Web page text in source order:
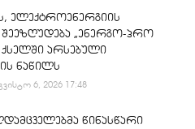
ელექტროენერგიის
„ენერგო-პრო
არსებული
ნაწილს
6, 2026 17:48
წინასწარი